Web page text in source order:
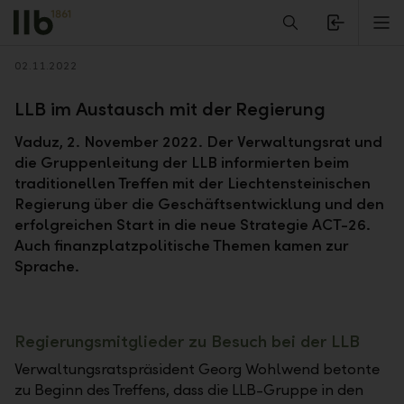
Alerts.Headline
Zurück
02.11.2022
LLB im Austausch mit der Regierung
Vaduz, 2. November 2022. Der Verwaltungsrat und
die Gruppenleitung der LLB informierten beim
traditionellen Treffen mit der Liechtensteinischen
Regierung über die Geschäftsentwicklung und den
erfolgreichen Start in die neue Strategie ACT-26.
Auch finanzplatzpolitische Themen kamen zur
Sprache.
Regierungsmitglieder zu Besuch bei der LLB
Verwaltungsratspräsident Georg Wohlwend betonte
zu Beginn des Treffens, dass die LLB-Gruppe in den